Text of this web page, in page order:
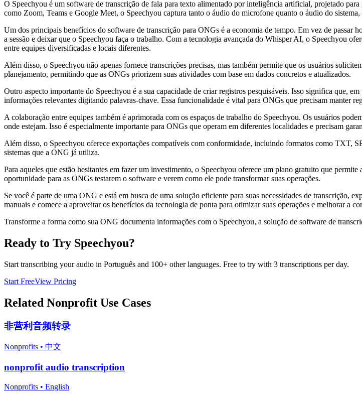
O Speechyou é um software de transcrição de fala para texto alimentado por inteligência artificial, projetado
como Zoom, Teams e Google Meet, o Speechyou captura tanto o áudio do microfone quanto o áudio do
Um dos principais benefícios do software de transcrição para ONGs é a economia de tempo. Em vez de passar
a sessão e deixar que o Speechyou faça o trabalho. Com a tecnologia avançada do Whisper AI, o Speechyou
entre equipes diversificadas e locais diferentes.
Além disso, o Speechyou não apenas fornece transcrições precisas, mas também permite que os usuários
planejamento, permitindo que as ONGs priorizem suas atividades com base em dados concretos e atualizados.
Outro aspecto importante do Speechyou é a sua capacidade de criar registros pesquisáveis. Isso significa que,
informações relevantes digitando palavras-chave. Essa funcionalidade é vital para ONGs que precisam manter
A colaboração entre equipes também é aprimorada com os espaços de trabalho do Speechyou. Os usuários
onde estejam. Isso é especialmente importante para ONGs que operam em diferentes localidades e precisam
Além disso, o Speechyou oferece exportações compatíveis com conformidade, incluindo formatos como TXT,
sistemas que a ONG já utiliza.
Para aqueles que estão hesitantes em fazer um investimento, o Speechyou oferece um plano gratuito que
oportunidade para as ONGs testarem o software e verem como ele pode transformar suas operações.
Se você é parte de uma ONG e está em busca de uma solução eficiente para suas necessidades de transcrição,
manuais e comece a aproveitar os benefícios da tecnologia de ponta para otimizar suas operações e melhorar a
Transforme a forma como sua ONG documenta informações com o Speechyou, a solução de software de
Ready to Try Speechyou?
Start transcribing your audio in Português and 100+ other languages. Free to try with 3 transcriptions per day.
Start FreeView Pricing
Related Nonprofit Use Cases
非营利音频转录
Nonprofits • 中文
nonprofit audio transcription
Nonprofits • English